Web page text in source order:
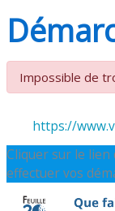
Impossible de
https://
Cliquer sur le
effectuer vos